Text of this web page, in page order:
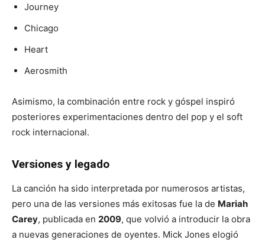
Journey
Chicago
Heart
Aerosmith
Asimismo, la combinación entre rock y góspel inspiró
posteriores experimentaciones dentro del pop y el soft
rock internacional.
Versiones y legado
La canción ha sido interpretada por numerosos artistas,
pero una de las versiones más exitosas fue la de Mariah
Carey, publicada en 2009, que volvió a introducir la obra
a nuevas generaciones de oyentes. Mick Jones elogió